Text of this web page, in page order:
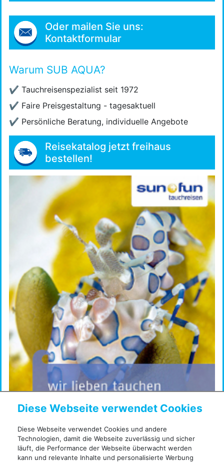
Oder mailen Sie uns:
Kontaktformular
Warum SUB AQUA?
✔ Tauchreisenspezialist seit 1972
✔ Faire Preisgestaltung - tagesaktuell
✔ Persönliche Beratung, individuelle Angebote
Reisekatalog jetzt freihaus
bestellen!
Diese Webseite verwendet Cookies
Diese Webseite verwendet Cookies und andere
Technologien, damit die Webseite zuverlässig und sicher
läuft, die Performance der Webseite überwacht werden
kann und relevante Inhalte und personalisierte Werbung